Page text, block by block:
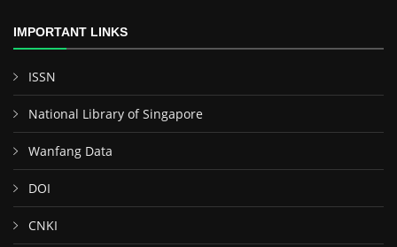
IMPORTANT LINKS
ISSN
National Library of Singapore
Wanfang Data
DOI
CNKI